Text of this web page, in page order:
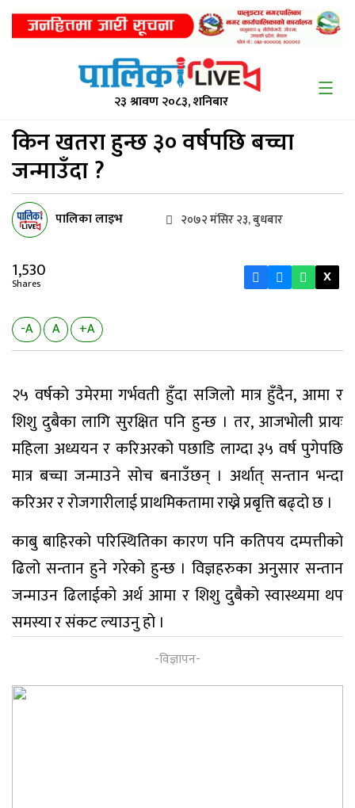
२३ श्रावण २०८३, शनिबार
किन खतरा हुन्छ३० वर्षपछि बच्चा
जन्माउँदा ?
पालिका लाइभ २०७२ मंसिर २३, बुधबार
1,530
Shares X
-A A +A
२५ वर्षको उमेरमा गर्भवती हुँदा सजिलो मात्र हुँदैन, आमा र
शिशु दुबैका लागि सुरक्षित पनि हुन्छ । तर, आजभोली प्रायः
महिला अध्ययन र करिअरको पछाडि लाग्दा ३५ वर्ष पुगेपछि
मात्र बच्चा जन्माउने सोच बनाउँछन् । अर्थात् सन्तान भन्दा
करिअर र रोजगारीलाई प्राथमिकतामा राख्ने प्रबृत्ति बढ्दो छ ।
काबु बाहिरको परिस्थितिका कारण पनि कतिपय दम्पत्तीको
ढिलो सन्तान हुने गरेको हुन्छ । विज्ञहरुका अनुसार सन्तान
जन्माउन ढिलाईको अर्थ आमा र शिशु दुबैको स्वास्थ्यमा थप
समस्या र संकट ल्याउनु हो ।